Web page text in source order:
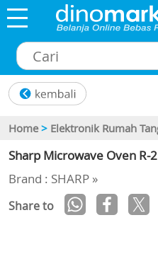
Home > Elektronik Rumah
Sharp Microwave Oven R-
Brand : SHARP »
Share to